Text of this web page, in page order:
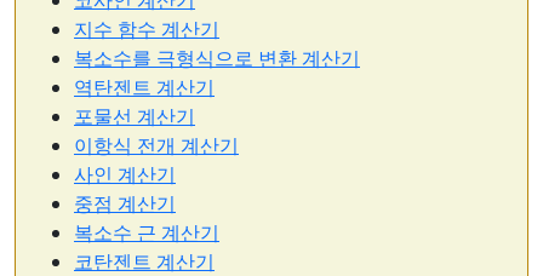
지수 함수 계산기
복소수를 극형식으로 변환 계산기
역탄젠트 계산기
포물선 계산기
이항식 전개 계산기
사인 계산기
중점 계산기
복소수 근 계산기
코탄젠트 계산기